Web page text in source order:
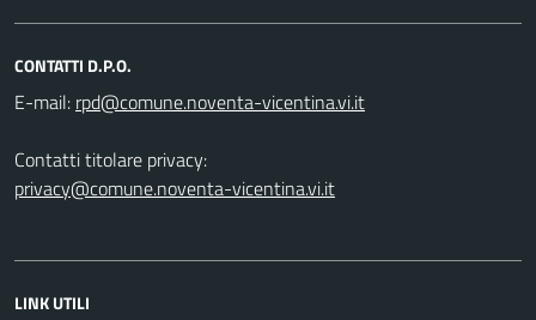
CONTATTI D.P.O.
E-mail:
Contatti titolare privacy:
privacy@comune.noventa-vicentina.vi.it
LINK UTILI